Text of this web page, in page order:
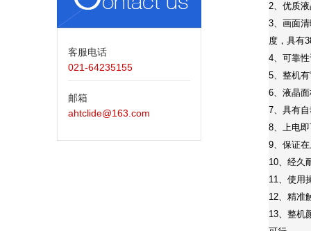
客服电话
021-64235155
邮箱
ahtclide@163.com
2、优质
3、画面
度，具有
4、可靠
5、整机
6、液晶
7、具有
8、上电
9、保证
10、经久
11、使用
12、精准
13、整机